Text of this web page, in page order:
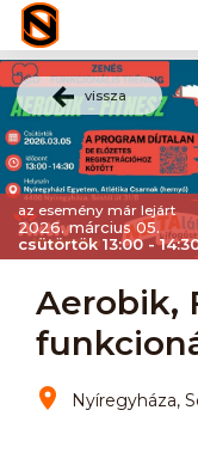
vissza
az esemény már lejárt
2026. március 05.
csütörtök 13:00 -
Aerobik,
Nyíregyháza,